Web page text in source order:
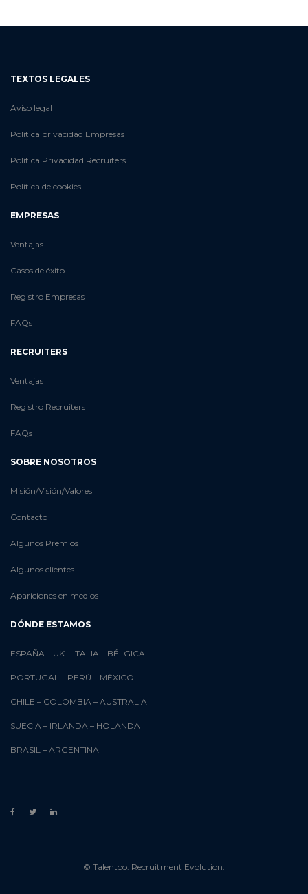
TEXTOS LEGALES
Aviso legal
Política privacidad Empresas
Política Privacidad Recruiters
Política de cookies
EMPRESAS
Ventajas
Casos de éxito
Registro Empresas
FAQs
RECRUITERS
Ventajas
Registro Recruiters
FAQs
SOBRE NOSOTROS
Misión/Visión/Valores
Contacto
Algunos Premios
Algunos clientes
Apariciones en medios
DÓNDE ESTAMOS
ESPAÑA – UK – ITALIA – BÉLGICA
PORTUGAL – PERÚ – MÉXICO
CHILE – COLOMBIA – AUSTRALIA
SUECIA – IRLANDA – HOLANDA
BRASIL – ARGENTINA
© Talentoo. Recruitment Evolution.